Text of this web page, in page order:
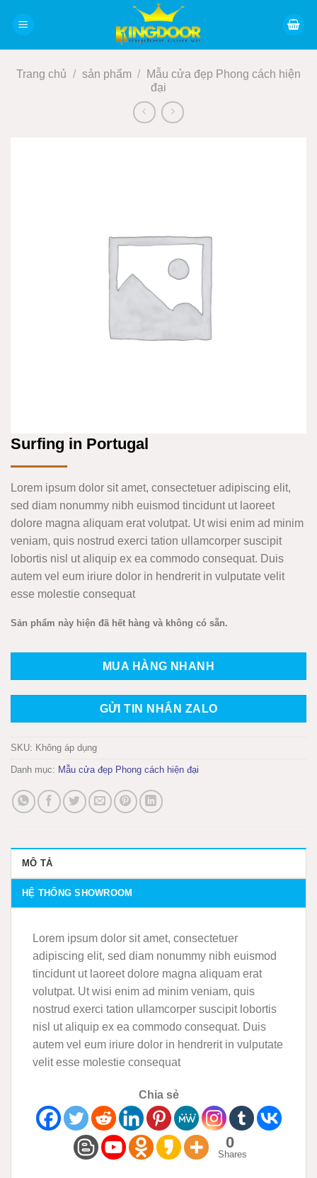
Trang chủ / sản phẩm /
Mẫu cửa đẹp Phong cách hiện
đại
Surfing in Portugal
Lorem ipsum dolor sit amet, consectetuer adipiscing elit,
sed diam nonummy nibh euismod tincidunt ut laoreet
dolore magna aliquam erat volutpat. Ut wisi enim ad minim
veniam, quis nostrud exerci tation ullamcorper suscipit
lobortis nisl ut aliquip ex ea commodo consequat. Duis
autem vel eum iriure dolor in hendrerit in vulputate velit
esse molestie consequat
Sản phẩm này hiện đã hết hàng và không có sẵn.
MUA HÀNG NHANH
GỬI TIN NHẮN ZALO
SKU: Không áp dụng
Danh mục: Mẫu cửa đẹp Phong cách hiện đại
MÔ TẢ
HỆ THỐNG SHOWROOM
Lorem ipsum dolor sit amet, consectetuer
adipiscing elit, sed diam nonummy nibh euismod
tincidunt ut laoreet dolore magna aliquam erat
volutpat. Ut wisi enim ad minim veniam, quis
nostrud exerci tation ullamcorper suscipit lobortis
nisl ut aliquip ex ea commodo consequat. Duis
autem vel eum iriure dolor in hendrerit in vulputate
velit esse molestie consequat
Chia sẻ
0
Shares